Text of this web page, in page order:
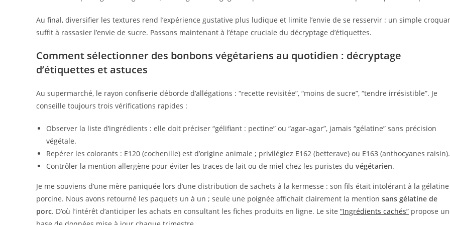
Au final, diversifier les textures rend l’expérience gustative plus ludique et limite l’envie de se resservir : un simple
suffit à rassasier l’envie de sucre. Passons maintenant à l’étape cruciale du décryptage d’étiquettes.
Comment sélectionner des bonbons végétariens au quotidien : décryptage
d’étiquettes et astuces
Au supermarché, le rayon confiserie déborde d’allégations : “recette revisitée”, “moins de sucre”, “tendre irrésistible”. Je
conseille toujours trois vérifications rapides :
Observer la liste d’ingrédients : elle doit préciser “gélifiant : pectine” ou “agar-agar”, jamais “gélatine” sans précision
végétale.
Repérer les colorants : E120 (cochenille) est d’origine animale ; privilégiez E162 (betterave) ou E163 (anthocyanes raisin).
Contrôler la mention allergène pour éviter les traces de lait ou de miel chez les puristes du végétarien.
Je me souviens d’une mère paniquée lors d’une distribution de sachets à la kermesse : son fils était intolérant à la gélatine
porcine. Nous avons retourné les paquets un à un ; seule une poignée affichait clairement la mention sans gélatine de
porc. D’où l’intérêt d’anticiper les achats en consultant les fiches produits en ligne. Le site “Ingrédients cachés” propose